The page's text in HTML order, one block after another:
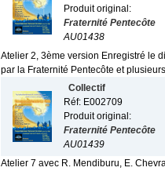
Produit original:
Fraternité Pentecôte
AU01438
Atelier 2, 3ème version Enregistré le
par la Fraternité Pentecôte et
Collectif
Réf: E002709
Produit original:
Fraternité Pentecôte
AU01439
Atelier 7 avec R. Mendiburu, E.